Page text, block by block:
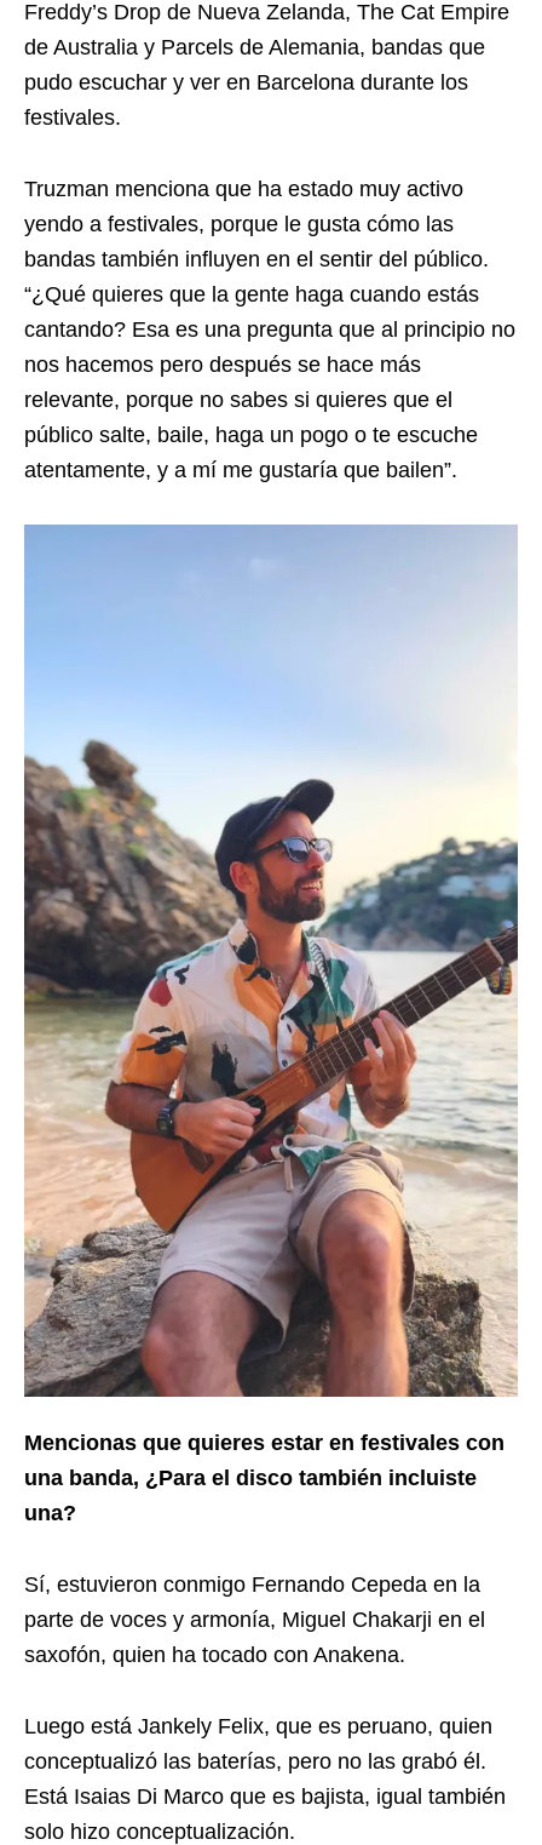
Freddy’s Drop de Nueva Zelanda, The Cat Empire
de Australia y Parcels de Alemania, bandas que
pudo escuchar y ver en Barcelona durante los
festivales.
Truzman menciona que ha estado muy activo
yendo a festivales, porque le gusta cómo las
bandas también influyen en el sentir del público.
“¿Qué quieres que la gente haga cuando estás
cantando? Esa es una pregunta que al principio no
nos hacemos pero después se hace más
relevante, porque no sabes si quieres que el
público salte, baile, haga un pogo o te escuche
atentamente, y a mí me gustaría que bailen”.
Mencionas que quieres estar en festivales con
una banda, ¿Para el disco también incluiste
una?
Sí, estuvieron conmigo Fernando Cepeda en la
parte de voces y armonía, Miguel Chakarji en el
saxofón, quien ha tocado con Anakena.
Luego está Jankely Felix, que es peruano, quien
conceptualizó las baterías, pero no las grabó él.
Está Isaias Di Marco que es bajista, igual también
solo hizo conceptualización.